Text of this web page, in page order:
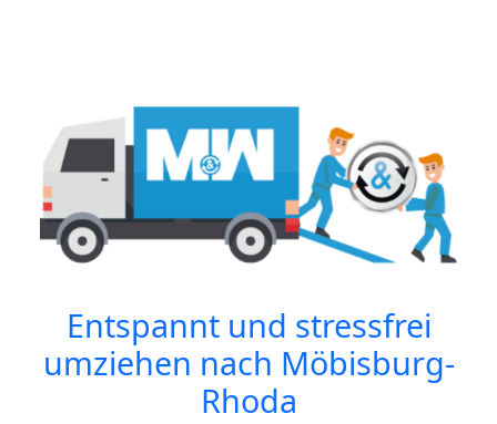
Entspannt und stressfrei
umziehen nach Möbisburg-
Rhoda